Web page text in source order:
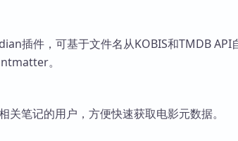
插件，可基于文件名从KOBIS和TMDB API
。
笔记的用户，方便快速获取电影元数据。